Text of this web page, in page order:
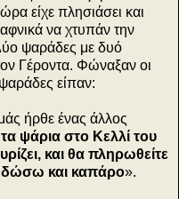
είχε πλησιάσει και
να χτυπάν την
ψαράδες με δυό
Γέροντα. Φώναξαν οι
είπαν:
ήρθε ένας άλλος
ψάρια στο Κελλί του
και θα πληρωθείτε
δώσω και καπάρο».